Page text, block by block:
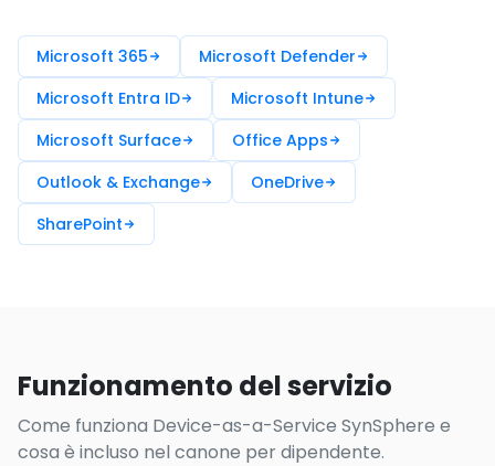
Microsoft 365
Microsoft Defender
Microsoft Entra ID
Microsoft Intune
Microsoft Surface
Office Apps
Outlook & Exchange
OneDrive
SharePoint
Funzionamento del servizio
Come funziona Device-as-a-Service SynSphere e
cosa è incluso nel canone per dipendente.